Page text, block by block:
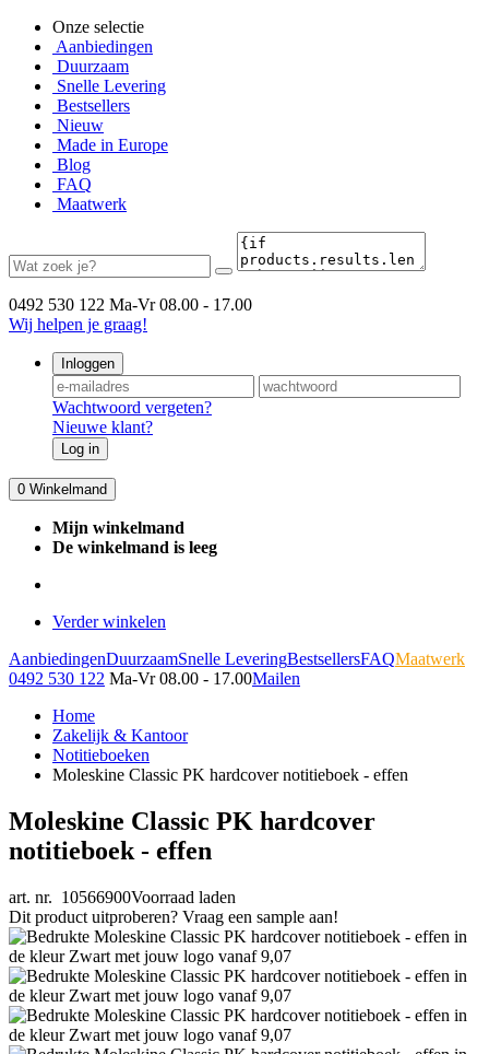
Onze selectie
Aanbiedingen
Duurzaam
Snelle Levering
Bestsellers
Nieuw
Made in Europe
Blog
FAQ
Maatwerk
0492 530 122 Ma-Vr 08.00 - 17.00
Wij helpen je graag!
Inloggen
Wachtwoord vergeten?
Nieuwe klant?
Log in
0 Winkelmand
Mijn winkelmand
De winkelmand is leeg
Verder winkelen
AanbiedingenDuurzaamSnelle LeveringBestsellersFAQMaatwerk
0492 530 122 Ma-Vr 08.00 - 17.00Mailen
Home
Zakelijk & Kantoor
Notitieboeken
Moleskine Classic PK hardcover notitieboek - effen
Moleskine Classic PK hardcover
notitieboek - effen
art. nr. 10566900Voorraad laden
Dit product uitproberen? Vraag een sample aan!